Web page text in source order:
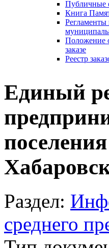
Публичные
Книга
Регламенты
Положение
заказе
Реестр
Единый
Раздел:
среднего